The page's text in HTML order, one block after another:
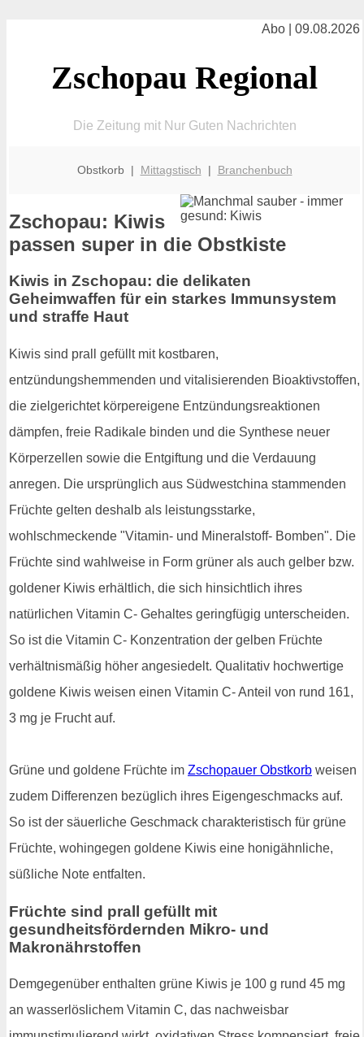
Abo | 09.08.2026
Zschopau Regional
Die Zeitung mit Nur Guten Nachrichten
Obstkorb | Mittagstisch | Branchenbuch
Zschopau: Kiwis
passen super in die Obstkiste
Kiwis in Zschopau: die delikaten
Geheimwaffen für ein starkes Immunsystem
und straffe Haut
Kiwis sind prall gefüllt mit kostbaren,
entzündungshemmenden und vitalisierenden Bioaktivstoffen,
die zielgerichtet körpereigene Entzündungsreaktionen
dämpfen, freie Radikale binden und die Synthese neuer
Körperzellen sowie die Entgiftung und die Verdauung
anregen. Die ursprünglich aus Südwestchina stammenden
Früchte gelten deshalb als leistungsstarke,
wohlschmeckende "Vitamin- und Mineralstoff- Bomben". Die
Früchte sind wahlweise in Form grüner als auch gelber bzw.
goldener Kiwis erhältlich, die sich hinsichtlich ihres
natürlichen Vitamin C- Gehaltes geringfügig unterscheiden.
So ist die Vitamin C- Konzentration der gelben Früchte
verhältnismäßig höher angesiedelt. Qualitativ hochwertige
goldene Kiwis weisen einen Vitamin C- Anteil von rund 161,
3 mg je Frucht auf.
Grüne und goldene Früchte im Zschopauer Obstkorb weisen
zudem Differenzen bezüglich ihres Eigengeschmacks auf.
So ist der säuerliche Geschmack charakteristisch für grüne
Früchte, wohingegen goldene Kiwis eine honigähnliche,
süßliche Note entfalten.
Früchte sind prall gefüllt mit
gesundheitsfördernden Mikro- und
Makronährstoffen
Demgegenüber enthalten grüne Kiwis je 100 g rund 45 mg
an wasserlöslichem Vitamin C, das nachweisbar